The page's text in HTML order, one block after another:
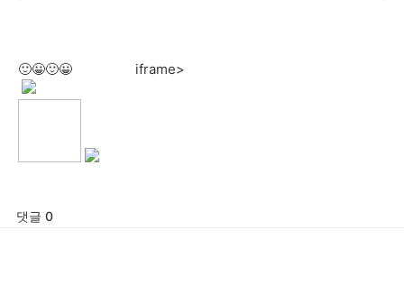
🙂😀🙂😀 iframe>
댓글 0